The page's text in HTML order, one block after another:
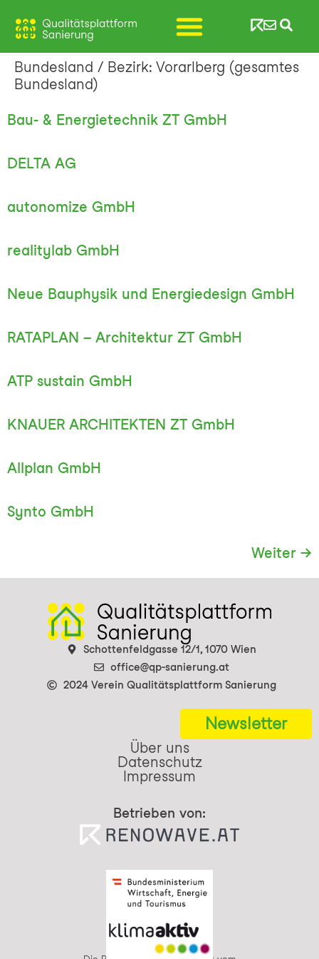
Bundesland / Bezirk: Vorarlberg (gesamtes
Bundesland)
Bau- & Energietechnik ZT GmbH
DELTA AG
autonomize GmbH
realitylab GmbH
Neue Bauphysik und Energiedesign GmbH
RATAPLAN – Architektur ZT GmbH
ATP sustain GmbH
KNAUER ARCHITEKTEN ZT GmbH
Allplan GmbH
Synto GmbH
Weiter →
Schottenfeldgasse 12/1, 1070 Wien
office@qp-sanierung.at
2024 Verein Qualitätsplattform Sanierung
Newsletter
Über uns
Datenschutz
Impressum
Betrieben von: